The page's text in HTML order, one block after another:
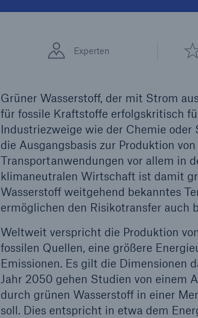
Experten
Grüner Wasserstoff, der mit Strom
für fossile Kraftstoffe erfolgskritisch
Industriezweige wie der Chemie
die Ausgangsbasis zur Produktion
Transportanwendungen vor allem in
klimaneutralen Wirtschaft ist damit
Wasserstoff weitgehend bekanntes
ermöglichen den Risikotransfer auch
Weltweit verspricht die Produktion
fossilen Quellen, eine größere
Emissionen. Es gilt die Dimensionen
Jahr 2050 gehen Studien von einem
durch grünen Wasserstoff in einer
soll. Dies entspricht in etwa dem
CLARA reduziert die
der BU-Versicherung bis
50 %